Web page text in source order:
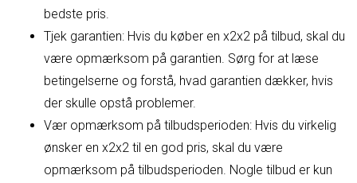
bedste pris.
Tjek garantien: Hvis du køber en x2x2 på tilbud, skal du
være opmærksom på garantien. Sørg for at læse
betingelserne og forstå, hvad garantien dækker, hvis
der skulle opstå problemer.
Vær opmærksom på tilbudsperioden: Hvis du virkelig
ønsker en x2x2 til en god pris, skal du være
opmærksom på tilbudsperioden. Nogle tilbud er kun